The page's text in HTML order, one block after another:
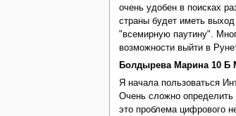
очень удобен в поисках
страны будет иметь выход
"всемирную паутину".
возможности выйти в
Болдырева Марина 10
Я начала пользоваться
Очень сложно
это проблема цифрового